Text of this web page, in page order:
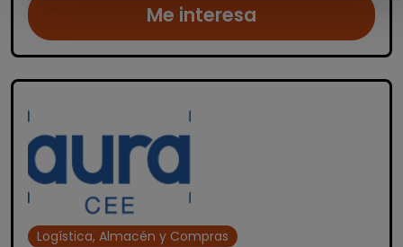
Me interesa
Logística, Almacén y Compras